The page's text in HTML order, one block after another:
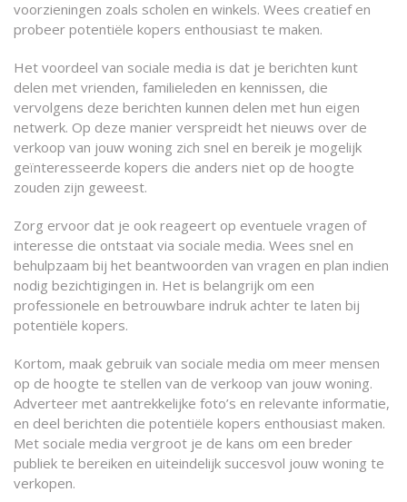
voorzieningen zoals scholen en winkels. Wees creatief en
probeer potentiële kopers enthousiast te maken.
Het voordeel van sociale media is dat je berichten kunt
delen met vrienden, familieleden en kennissen, die
vervolgens deze berichten kunnen delen met hun eigen
netwerk. Op deze manier verspreidt het nieuws over de
verkoop van jouw woning zich snel en bereik je mogelijk
geïnteresseerde kopers die anders niet op de hoogte
zouden zijn geweest.
Zorg ervoor dat je ook reageert op eventuele vragen of
interesse die ontstaat via sociale media. Wees snel en
behulpzaam bij het beantwoorden van vragen en plan indien
nodig bezichtigingen in. Het is belangrijk om een
professionele en betrouwbare indruk achter te laten bij
potentiële kopers.
Kortom, maak gebruik van sociale media om meer mensen
op de hoogte te stellen van de verkoop van jouw woning.
Adverteer met aantrekkelijke foto’s en relevante informatie,
en deel berichten die potentiële kopers enthousiast maken.
Met sociale media vergroot je de kans om een breder
publiek te bereiken en uiteindelijk succesvol jouw woning te
verkopen.